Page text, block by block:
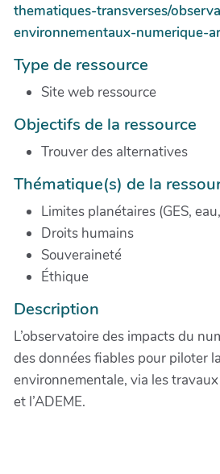
thematiques-transverses/
environnementaux-numerique-
Type de ressource
Site web ressource
Objectifs de la ressource
Trouver des alternatives
Thématique(s) de la
Limites planétaires (GES,
Droits humains
Souveraineté
Éthique
Description
L’observatoire des impacts du
des données fiables pour piloter
environnementale, via les
et l’ADEME.